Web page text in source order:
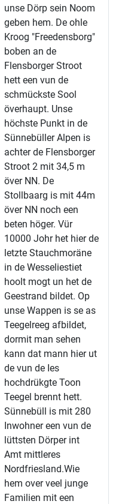
unse Dörp sein Noom
geben hem. De ohle
Kroog "Freedensborg"
boben an de
Flensborger Stroot
hett een vun de
schmückste Sool
överhaupt. Unse
höchste Punkt in de
Sünnebüller Alpen is
achter de Flensborger
Stroot 2 mit 34,5 m
över NN. De
Stollbaarg is mit 44m
över NN noch een
beten höger. Vür
10000 Johr het hier de
letzte Stauchmoräne
in de Wesseliestiet
hoolt mogt un het de
Geestrand bildet. Op
unse Wappen is se as
Teegelreeg afbildet,
dormit man sehen
kann dat mann hier ut
de vun de Ies
hochdrükgte Toon
Teegel brennt hett.
Sünnebüll is mit 280
Inwohner een vun de
lüttsten Dörper int
Amt mittleres
Nordfriesland.Wie
hem over veel junge
Familien mit een